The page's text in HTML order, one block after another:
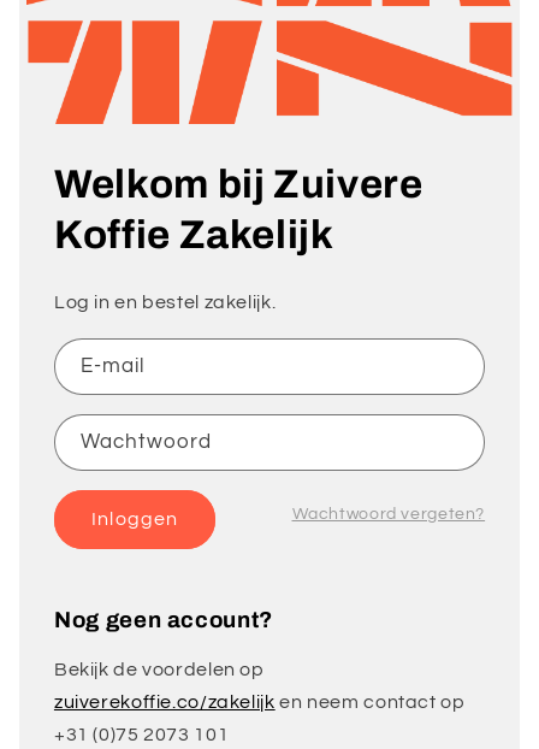
Welkom bij Zuivere
Koffie Zakelijk
Log in en bestel zakelijk.
E‑mail
Wachtwoord
Wachtwoord vergeten?
Inloggen
Nog geen account?
Bekijk de voordelen op
zuiverekoffie.co/zakelijk en neem contact op
+31 (0)75 2073 101